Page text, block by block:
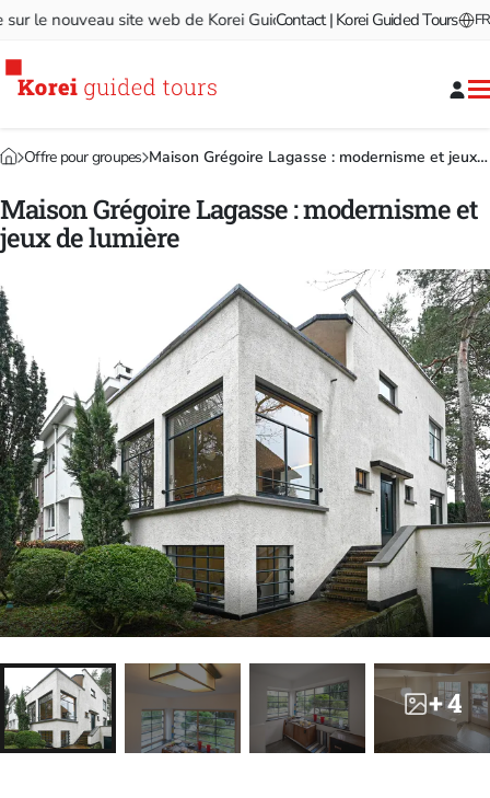
le nouveau site web de Korei Guided Tours! Bienvenue sur
Contact | Korei Guided Tours FR
Offre pour groupes Maison Grégoire Lagasse : modernisme et jeux de lumière
Maison Grégoire Lagasse : modernisme et
jeux de lumière
+ 4